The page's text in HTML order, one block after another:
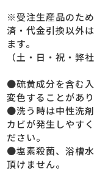
※受注生産品のた
済・代金引換以外
ます。
（土・日・祝・弊
●硫黄成分を含む入
変色することがあ
●洗う時は中性洗
カビが発生しやす
ださい。
●塩素殺菌、浴槽
頂けません。